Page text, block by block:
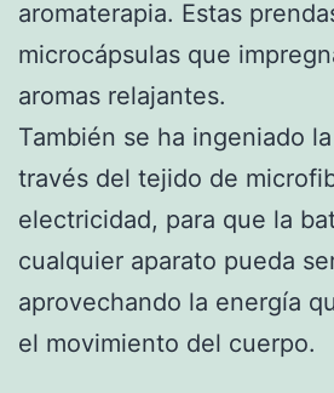
aromaterapia. Estas
microcápsulas que
aromas relajantes.
También se ha ingeniado
través del tejido de
electricidad, para que la
cualquier aparato pueda
aprovechando la energía
el movimiento del cuerpo.